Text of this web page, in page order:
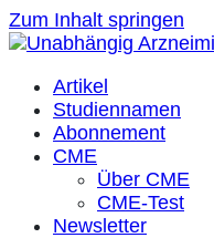
Zum Inhalt springen
Artikel
Studiennamen
Abonnement
CME
Über CME
CME-Test
Newsletter